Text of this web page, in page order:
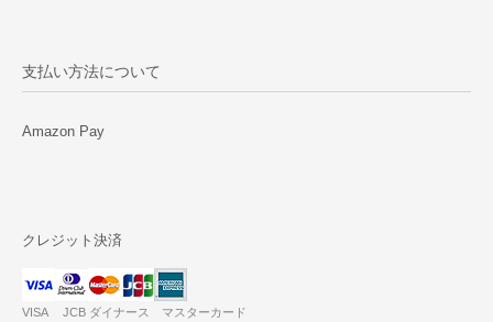
支払い方法について
Amazon Pay
クレジット決済
VISA JCB ダイナース マスターカード